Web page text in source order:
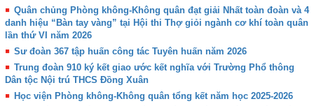
Quân chủng Phòng không-Không quân đạt giải Nhất toàn đoàn và 4
danh hiệu “Bàn tay vàng” tại Hội thi Thợ giỏi ngành cơ khí toàn quân
lần thứ VI năm 2026
Sư đoàn 367 tập huấn công tác Tuyên huấn năm 2026
Trung đoàn 910 ký kết giao ước kết nghĩa với Trường Phổ thông
Dân tộc Nội trú THCS Đồng Xuân
Học viện Phòng không-Không quân tổng kết năm học 2025-2026